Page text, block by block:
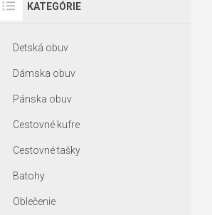
KATEGÓRIE
Detská obuv
Dámska obuv
Pánska obuv
Cestovné kufre
Cestovné tašky
Batohy
Oblečenie